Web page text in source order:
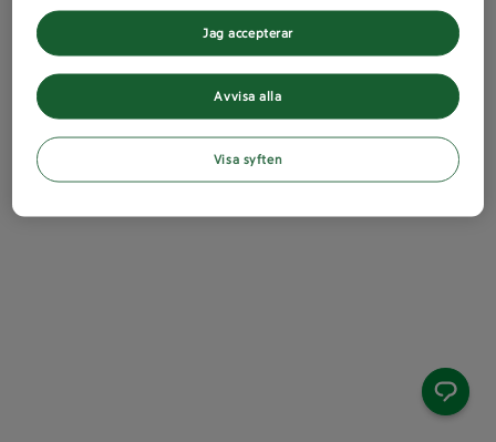
Avvisa alla
Jag accepterar
Visa syften